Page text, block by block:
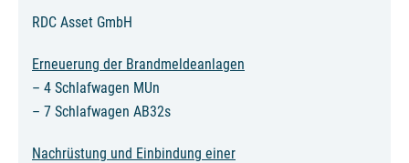
RDC Asset GmbH
Erneuerung der Brandmeldeanlagen
– 4 Schlafwagen MUn
– 7 Schlafwagen AB32s
Nachrüstung und Einbindung einer